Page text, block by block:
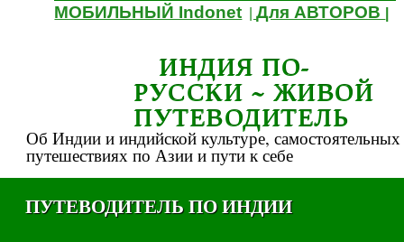
МОБИЛЬНЫЙ Indonet |Для АВТОРОВ
ИНДИЯ ПО-
РУССКИ ~ ЖИВОЙ
ПУТЕВОДИТЕЛЬ
Об Индии и индийской культуре, самостоятельных
путешествиях по Азии и пути к себе
ПУТЕВОДИТЕЛЬ ПО ИНДИИ